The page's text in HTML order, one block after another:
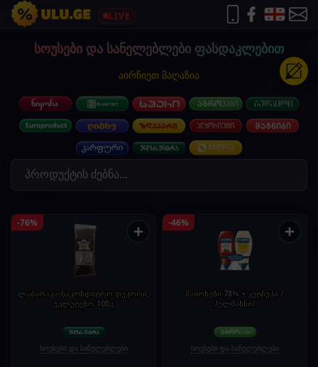
LIVE
სოუსები და სანელებლები ფასდაკლებით
აირჩიეთ მაღაზია
-76% +
ლაბარაკა-საკონდიტრო დეკორი,
უგლუტენო 100გ
სოუსები და სანელებლები
-46% +
მაიონეზი 78% + კეტჩუპი /
ჰელმანსი/
სოუსები და სანელებლები